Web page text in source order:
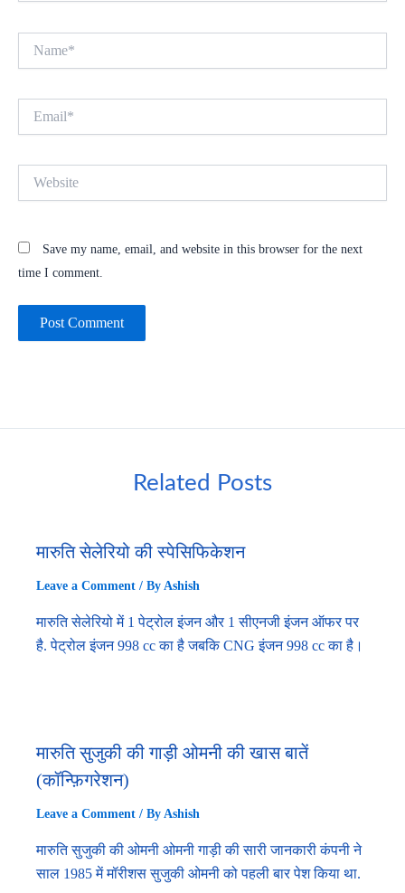
Save my name, email, and website in this browser for the next
time I comment.
Related Posts
मारुति सेलेरियो की स्पेसिफिकेशन
Leave a Comment / By Ashish
मारुति सेलेरियो में 1 पेट्रोल इंजन और 1 सीएनजी इंजन ऑफर पर
है. पेट्रोल इंजन 998 cc का है जबकि CNG इंजन 998 cc का है।
मारुति सुजुकी की गाड़ी ओमनी की खास बातें
(कॉन्फ़िगरेशन)
Leave a Comment / By Ashish
मारुति सुजुकी की ओमनी ओमनी गाड़ी की सारी जानकारी कंपनी ने
साल 1985 में मॉरीशस सुजुकी ओमनी को पहली बार पेश किया था.